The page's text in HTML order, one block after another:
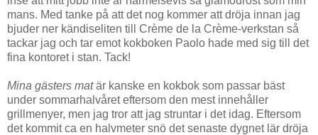
mans. Med tanke på att det nog kommer att dröja innan jag
bjuder ner kändiseliten till Crème de la Crème-verkstan så
tackar jag och tar emot kokboken Paolo hade med sig till det
fina kontoret i stan. Tack!
Mina gästers matär kanske en kokbok som passar bäst
under sommarhalvåret eftersom den mest innehåller
grillmenyer, men jag tror att jag struntar i det idag. Eftersom
det kommit ca en halvmeter snö det senaste dygnet lär dröja